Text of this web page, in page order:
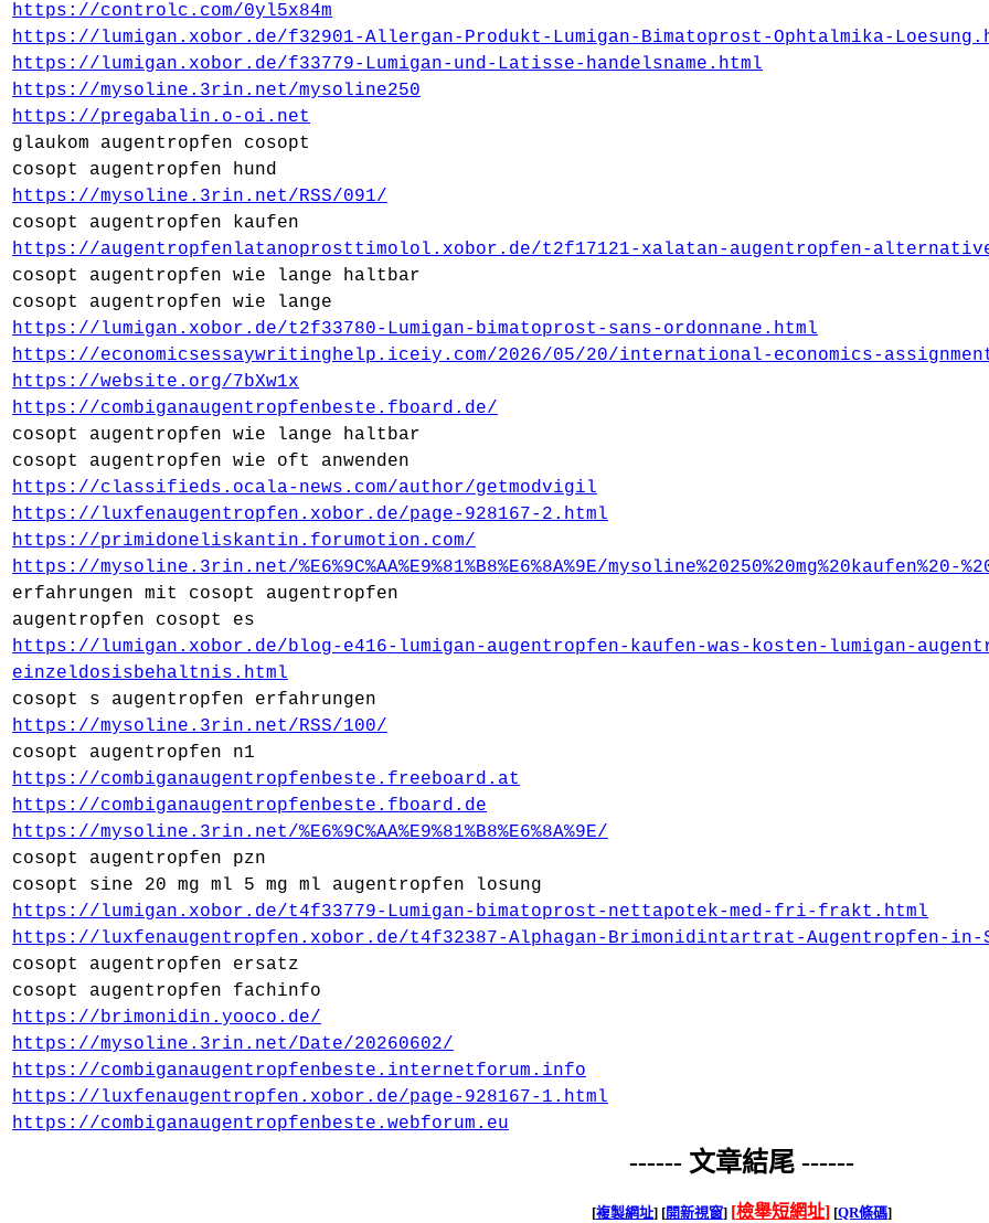
https://controlc.com/0yl5x84m
https://lumigan.xobor.de/f32901-Allergan-Produkt-Lumigan-Bimatoprost-Ophtalmika-
https://lumigan.xobor.de/f33779-Lumigan-und-Latisse-handelsname.html
https://mysoline.3rin.net/mysoline250
https://pregabalin.o-oi.net
glaukom augentropfen cosopt
cosopt augentropfen hund
https://mysoline.3rin.net/RSS/091/
cosopt augentropfen kaufen
https://augentropfenlatanoprosttimolol.xobor.de/t2f17121-xalatan-augentropfen-
cosopt augentropfen wie lange haltbar
cosopt augentropfen wie lange
https://lumigan.xobor.de/t2f33780-Lumigan-bimatoprost-sans-ordonnane.html
https://economicsessaywritinghelp.iceiy.com/2026/05/20/international-economics-
https://website.org/7bXw1x
https://combiganaugentropfenbeste.fboard.de/
cosopt augentropfen wie lange haltbar
cosopt augentropfen wie oft anwenden
https://classifieds.ocala-news.com/author/getmodvigil
https://luxfenaugentropfen.xobor.de/page-928167-2.html
https://primidoneliskantin.forumotion.com/
https://mysoline.3rin.net/%E6%9C%AA%E9%81%B8%E6%8A%9E/mysoline%20250%20mg%20kaufen%20-
erfahrungen mit cosopt augentropfen
augentropfen cosopt es
https://lumigan.xobor.de/blog-e416-lumigan-augentropfen-kaufen-was-kosten-lumigan-
einzeldosisbehaltnis.html
cosopt s augentropfen erfahrungen
https://mysoline.3rin.net/RSS/100/
cosopt augentropfen n1
https://combiganaugentropfenbeste.freeboard.at
https://combiganaugentropfenbeste.fboard.de
https://mysoline.3rin.net/%E6%9C%AA%E9%81%B8%E6%8A%9E/
cosopt augentropfen pzn
cosopt sine 20 mg ml 5 mg ml augentropfen losung
https://lumigan.xobor.de/t4f33779-Lumigan-bimatoprost-nettapotek-med-fri-frakt.html
https://luxfenaugentropfen.xobor.de/t4f32387-Alphagan-Brimonidintartrat-Augentropfen-in-
cosopt augentropfen ersatz
cosopt augentropfen fachinfo
https://brimonidin.yooco.de/
https://mysoline.3rin.net/Date/20260602/
https://combiganaugentropfenbeste.internetforum.info
https://luxfenaugentropfen.xobor.de/page-928167-1.html
https://combiganaugentropfenbeste.webforum.eu
------ 文章結尾 ------
[複製網址] [開新視窗] [檢舉短網址] [QR條碼]